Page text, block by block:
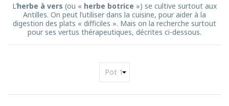
L’herbe à vers (ou « herbe botrice ») se cultive surtout aux
Antilles. On peut l’utiliser dans la cuisine, pour aider à la
digestion des plats « difficiles ». Mais on la recherche surtout
pour ses vertus thérapeutiques, décrites ci-dessous.